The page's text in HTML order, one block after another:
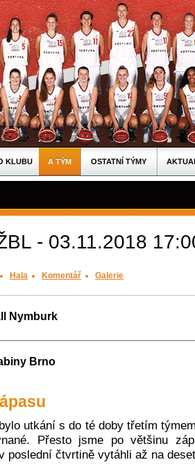
KLUBU A TÝM OSTATNÍ TÝMY
- 03.11.2018
Hala Komentář Galerie
Nymburk
Brno
utkání s do té doby třetím
Přesto jsme po většinu
poslední čtvrtině vytáhli až na